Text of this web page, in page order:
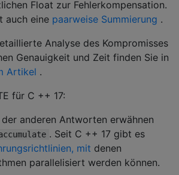
Float zur Fehlerkompensation.
auch eine paarweise Summierung .
Analyse des Kompromisses
Genauigkeit und Zeit finden Sie in
Artikel .
für C ++ 17:
der anderen Antworten erwähnen
. Seit C ++ 17 gibt es
mit denen
parallelisiert werden können.